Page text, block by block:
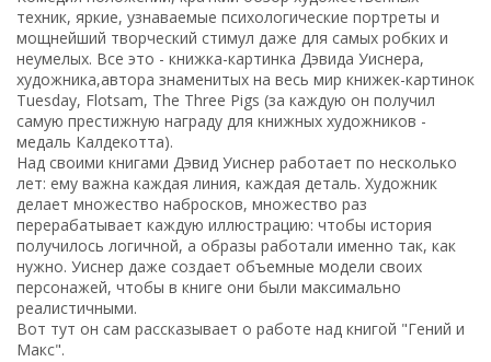
техник, яркие, узнаваемые психологические портреты и
мощнейший творческий стимул даже для самых робких и
неумелых. Все это - книжка-картинка Дэвида Уиснера,
художника,автора знаменитых на весь мир книжек-картинок
Tuesday, Flotsam, The Three Pigs (за каждую он получил
самую престижную награду для книжных художников -
медаль Калдекотта).
Над своими книгами Дэвид Уиснер работает по несколько
лет: ему важна каждая линия, каждая деталь. Художник
делает множество набросков, множество раз
перерабатывает каждую иллюстрацию: чтобы история
получилось логичной, а образы работали именно так, как
нужно. Уиснер даже создает объемные модели своих
персонажей, чтобы в книге они были максимально
реалистичными.
Вот тут он сам рассказывает о работе над книгой "Гений и
Макс".